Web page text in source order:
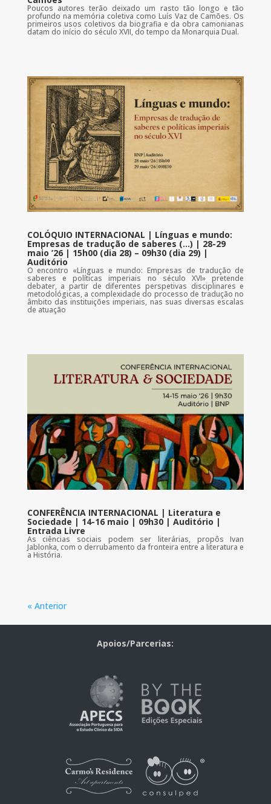
Poucos autores terão deixado um rasto tão longo e tão
profundo na memória coletiva como Luís Vaz de Camões. Os
primeiros usos coletivos da biografia e da obra camonianas
datam do início do século XVII, do tempo da Monarquia Dual.
COLÓQUIO INTERNACIONAL | Línguas e mundo:
Empresas de tradução de saberes (…) | 28-29
maio ’26 | 15h00 (dia 28) – 09h30 (dia 29) |
Auditório
O encontro «Línguas e mundo: Empresas de tradução de
saberes e políticas imperiais no século XVI» pretende
debater, a partir de diferentes perspetivas disciplinares e
metodológicas, a complexidade do processo de tradução no
âmbito das instituições imperiais, nas suas diversas escalas
de atuação
CONFERÊNCIA INTERNACIONAL | Literatura e
Sociedade | 14-16 maio | 09h30 | Auditório |
Entrada Livre
As ciências sociais podem ser literárias, propôs Ivan
Jablonka, com o derrubamento da fronteira entre a literatura e
a História.
« Anterior
Apoios/Parcerias: